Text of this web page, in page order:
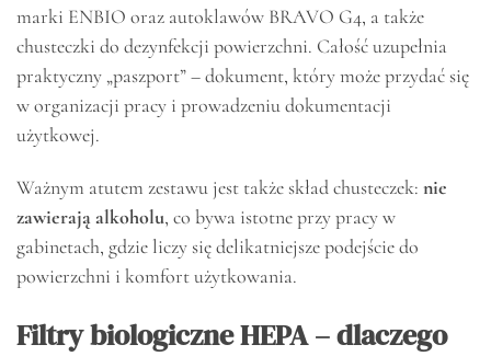
marki ENBIO oraz autoklawów BRAVO G4, a także
chusteczki do dezynfekcji powierzchni. Całość uzupełnia
praktyczny „paszport” – dokument, który może przydać się
w organizacji pracy i prowadzeniu dokumentacji
użytkowej.
Ważnym atutem zestawu jest także skład chusteczek: nie
zawierają alkoholu, co bywa istotne przy pracy w
gabinetach, gdzie liczy się delikatniejsze podejście do
powierzchni i komfort użytkowania.
Filtry biologiczne HEPA – dlaczego